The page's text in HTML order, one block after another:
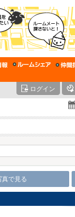
ログイン
真で見る